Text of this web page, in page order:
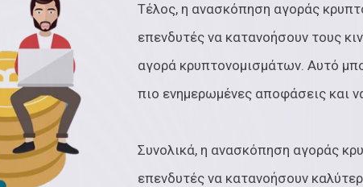
Τέλος, η ανασκόπηση αγοράς
επενδυτές να κατανοήσουν τους
αγορά κρυπτονομισμάτων. Αυτό
πιο ενημερωμένες αποφάσεις και
Συνολικά, η ανασκόπηση αγοράς
επενδυτές να κατανοήσουν